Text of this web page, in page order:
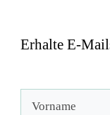
Erhalte E-